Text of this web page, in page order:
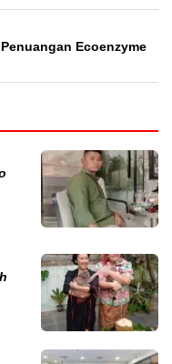
Ecoenzyme